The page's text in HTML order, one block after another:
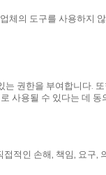
체의 도구를 사용하지
권한을 부여합니다.
사용될 수 있다는 데
적인 손해, 책임, 요구,